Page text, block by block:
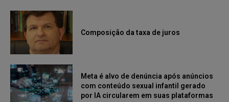
Composição da taxa de juros
Meta é alvo de denúncia após anúncios
com conteúdo sexual infantil gerado
por IA circularem em suas plataformas